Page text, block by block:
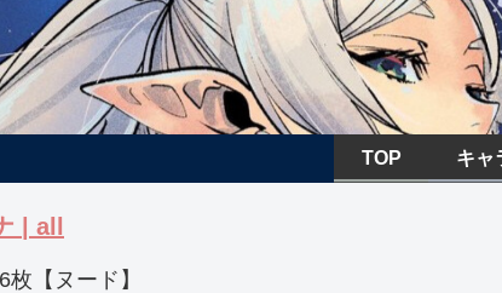
TOP キャ
| all
【ヌード】